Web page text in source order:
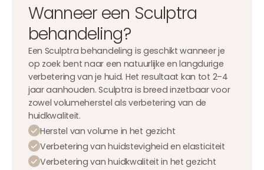
Wanneer een Sculptra
behandeling?
Een Sculptra behandeling is geschikt wanneer je
op zoek bent naar een natuurlijke en langdurige
verbetering van je huid. Het resultaat kan tot 2–4
jaar aanhouden. Sculptra is breed inzetbaar voor
zowel volumeherstel als verbetering van de
huidkwaliteit.
Herstel van volume in het gezicht
Verbetering van huidstevigheid en elasticiteit
Verbetering van huidkwaliteit in het gezicht